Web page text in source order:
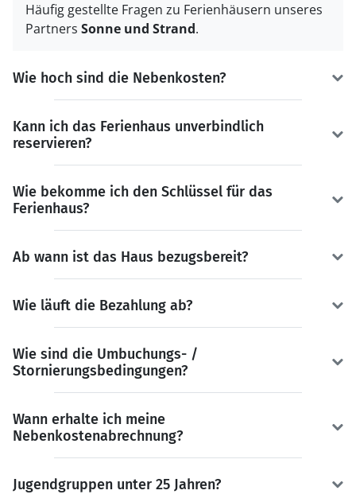
Häufig gestellte Fragen zu Ferienhäusern unseres
Partners Sonne und Strand.
Wie hoch sind die Nebenkosten?
Kann ich das Ferienhaus unverbindlich
reservieren?
Wie bekomme ich den Schlüssel für das
Ferienhaus?
Ab wann ist das Haus bezugsbereit?
Wie läuft die Bezahlung ab?
Wie sind die Umbuchungs- /
Stornierungsbedingungen?
Wann erhalte ich meine
Nebenkostenabrechnung?
Jugendgruppen unter 25 Jahren?